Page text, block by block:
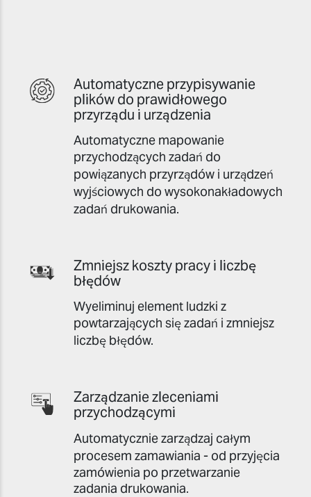
Automatyczne przypisywanie
plików do prawidłowego
przyrządu i urządzenia
Automatyczne mapowanie
przychodzących zadań do
powiązanych przyrządów i urządzeń
wyjściowych do wysokonakładowych
zadań drukowania.
Zmniejsz koszty pracy i liczbę
błędów
Wyeliminuj element ludzki z
powtarzających się zadań i zmniejsz
liczbę błędów.
Zarządzanie zleceniami
przychodzącymi
Automatycznie zarządzaj całym
procesem zamawiania - od przyjęcia
zamówienia po przetwarzanie
zadania drukowania.